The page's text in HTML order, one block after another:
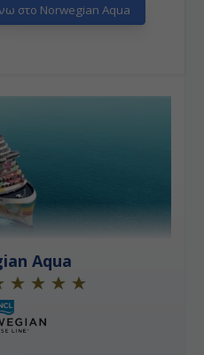
στο Norwegian Aqua
Aqua